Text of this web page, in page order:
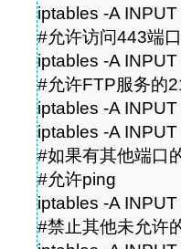
iptables -A
#允许访问443端口
iptables -A
#允许FTP服务的
iptables -A
iptables -A
#如果有其他端口
#允许ping
iptables -A
#禁止其他未允许